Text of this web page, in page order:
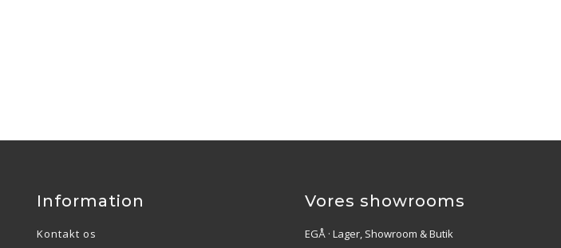
Information
Kontakt os
Vores showrooms
EGÅ · Lager, Showroom & Butik